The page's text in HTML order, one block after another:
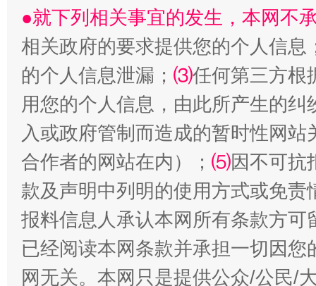
“刷贴”乱象丛生
生
●就下列相关事宜的发生，本网不
相关政府的要求提供您的个人信息
的个人信息泄漏； ⑶任何第三方根
用您的个人信息，由此所产生的纠
入或政府管制而造成的暂时性网
合作者的网站在内）； ⑸因不可抗
款及声明中列明的使用方式或免责
报料信息人承认本网所有条款方
已经阅读本网条款并承担一切因
网无关。本网只是提供公众/公民/